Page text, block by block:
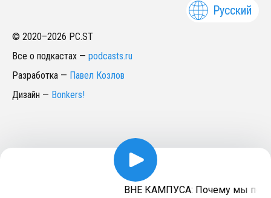
Русский
© 2020–2026 PC.ST
Все о подкастах — podcasts.ru
Разработка — Павел Козлов
Дизайн — Bonkers!
ВНЕ КАМПУСА: Почему мы